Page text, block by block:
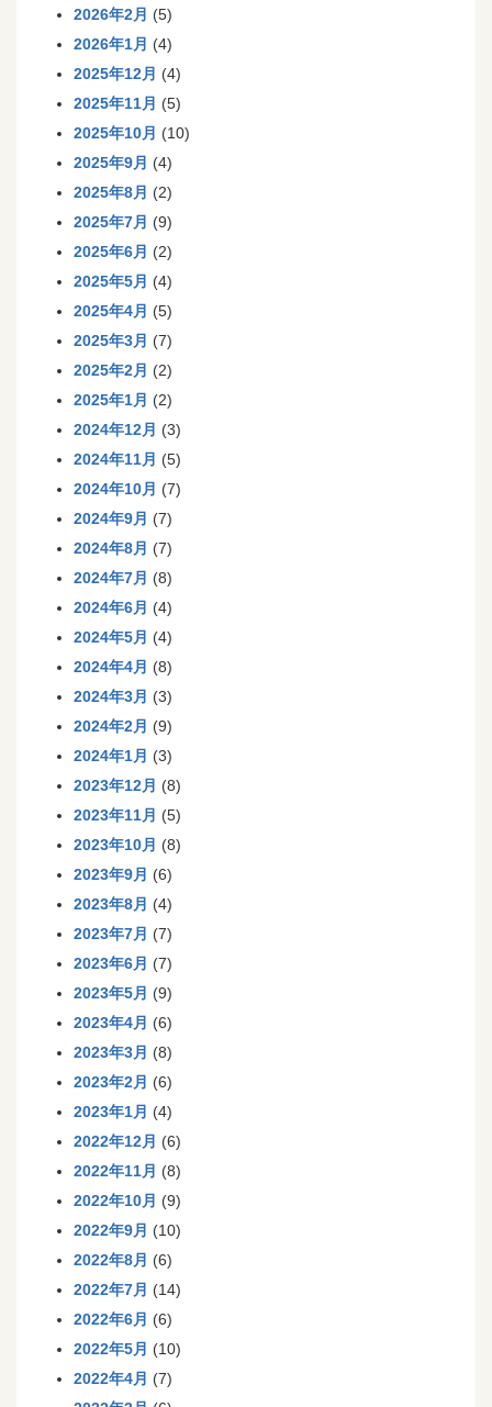
2026年2月 (5)
2026年1月 (4)
2025年12月 (4)
2025年11月 (5)
2025年10月 (10)
2025年9月 (4)
2025年8月 (2)
2025年7月 (9)
2025年6月 (2)
2025年5月 (4)
2025年4月 (5)
2025年3月 (7)
2025年2月 (2)
2025年1月 (2)
2024年12月 (3)
2024年11月 (5)
2024年10月 (7)
2024年9月 (7)
2024年8月 (7)
2024年7月 (8)
2024年6月 (4)
2024年5月 (4)
2024年4月 (8)
2024年3月 (3)
2024年2月 (9)
2024年1月 (3)
2023年12月 (8)
2023年11月 (5)
2023年10月 (8)
2023年9月 (6)
2023年8月 (4)
2023年7月 (7)
2023年6月 (7)
2023年5月 (9)
2023年4月 (6)
2023年3月 (8)
2023年2月 (6)
2023年1月 (4)
2022年12月 (6)
2022年11月 (8)
2022年10月 (9)
2022年9月 (10)
2022年8月 (6)
2022年7月 (14)
2022年6月 (6)
2022年5月 (10)
2022年4月 (7)